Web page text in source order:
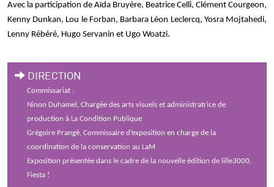
Avec la participation de Aïda Bruyère, Beatrice Celli, Clément Courgeon,
Kenny Dunkan, Lou le Forban, Barbara Léon Leclercq, Yosra Mojtahedi,
Lenny Rébéré, Hugo Servanin et Ugo Woatzi.
DIRECTION
Commissariat :
Ninon Duhamel, Chargée des arts visuels et administratrice de
production à La Condition Publique
Grégoire Prangé, Commissaire d’exposition en charge de la
coordination de la conservation au LaM
Exposition présentée dans le cadre de la nouvelle édition de lille3000,
Fiesta !